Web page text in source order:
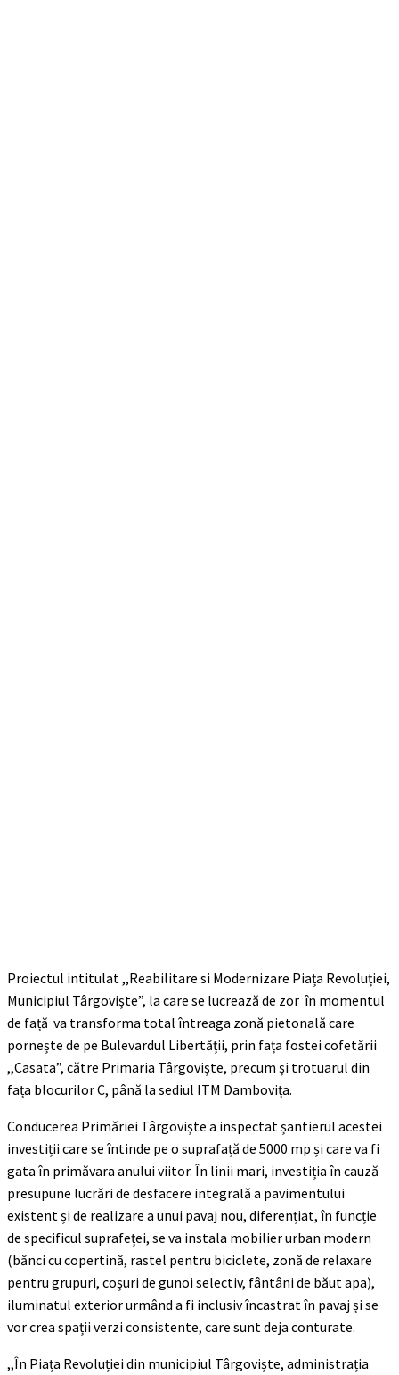
Proiectul intitulat ,,Reabilitare si Modernizare Piața Revoluției,
Municipiul Târgoviște”, la care se lucrează de zor în momentul
de față va transforma total întreaga zonă pietonală care
pornește de pe Bulevardul Libertății, prin fața fostei cofetării
,,Casata”, către Primaria Târgoviște, precum și trotuarul din
fața blocurilor C, până la sediul ITM Dambovița.
Conducerea Primăriei Târgoviște a inspectat șantierul acestei
investiții care se întinde pe o suprafață de 5000 mp și care va fi
gata în primăvara anului viitor. În linii mari, investiția în cauză
presupune lucrări de desfacere integrală a pavimentului
existent și de realizare a unui pavaj nou, diferențiat, în funcție
de specificul suprafeței, se va instala mobilier urban modern
(bănci cu copertină, rastel pentru biciclete, zonă de relaxare
pentru grupuri, coșuri de gunoi selectiv, fântâni de băut apa),
iluminatul exterior urmând a fi inclusiv încastrat în pavaj și se
vor crea spații verzi consistente, care sunt deja conturate.
,,În Piața Revoluției din municipiul Târgoviște, administrația